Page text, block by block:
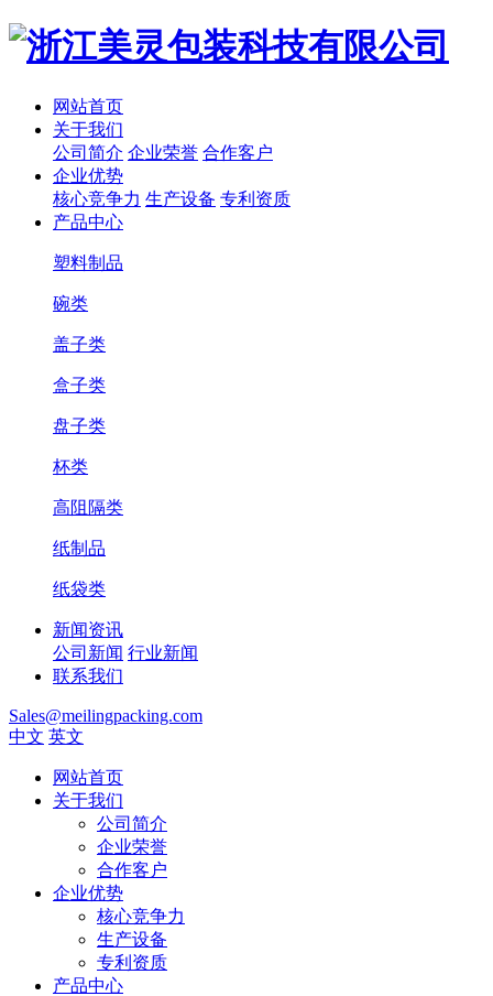
网站首页
关于我们
公司简介 企业荣誉 合作客户
企业优势
核心竞争力 生产设备 专利资质
产品中心
塑料制品
碗类
盖子类
盒子类
盘子类
杯类
高阻隔类
纸制品
纸袋类
新闻资讯
公司新闻 行业新闻
联系我们
Sales@meilingpacking.com
中文 英文
网站首页
关于我们
公司简介
企业荣誉
合作客户
企业优势
核心竞争力
生产设备
专利资质
产品中心